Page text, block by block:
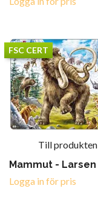
FSC CERT
Till produkten
Mammut - Larsen
Logga in för pris